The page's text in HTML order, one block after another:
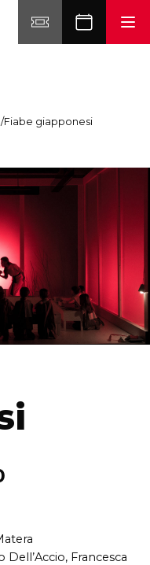
/Fiabe giapponesi
Dell’Accio, Francesca